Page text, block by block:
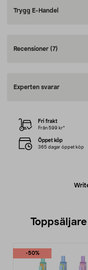
Trygg E-Handel
Recensioner (7)
Experten svarar
Fri frakt
Från 599 kr*
Öppet köp
365 dagar öppet köp
-50%